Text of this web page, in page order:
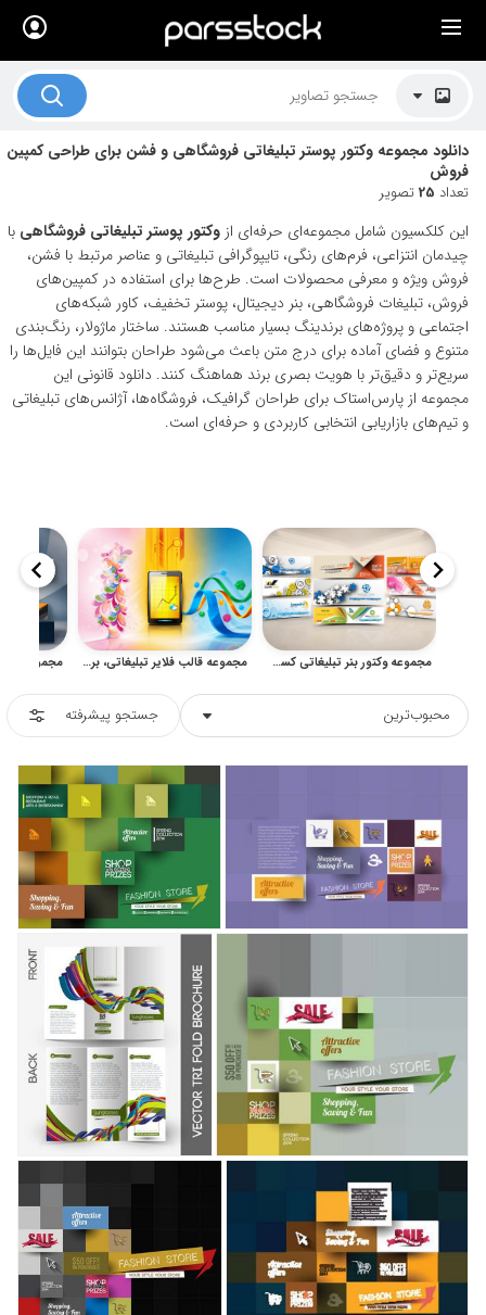
دانلود مجموعه وکتور پوستر تبلیغاتی فروشگاهی و فشن برای طراحی کمپین
فروش
تعداد 25تصویر
این کلکسیون شامل مجموعه‌ای حرفه‌ای از وکتور پوستر تبلیغاتی فروشگاهی با
چیدمان انتزاعی، فرم‌های رنگی، تایپوگرافی تبلیغاتی و عناصر مرتبط با فشن،
فروش ویژه و معرفی محصولات است. طرح‌ها برای استفاده در کمپین‌های
فروش، تبلیغات فروشگاهی، بنر دیجیتال، پوستر تخفیف، کاور شبکه‌های
اجتماعی و پروژه‌های برندینگ بسیار مناسب هستند. ساختار ماژولار، رنگ‌بندی
متنوع و فضای آماده برای درج متن باعث می‌شود طراحان بتوانند این فایل‌ها را
سریع‌تر و دقیق‌تر با هویت بصری برند هماهنگ کنند. دانلود قانونی این
مجموعه از پارس‌استاک برای طراحان گرافیک، فروشگاه‌ها، آژانس‌های تبلیغاتی
و تیم‌های بازاریابی انتخابی کاربردی و حرفه‌ای است.
مجموعه وکتور بنر تبلیغاتی کسب‌وکار، فروشگاهی و شرکتی مجموعه قالب فلایر تبلیغاتی، بروشور شرکتی و پوستر آماده
محبوب‌ترین جستجو پیشرفته
× لیست قیمت ها
موضوعات تصاویر
هنرمندان ایرانی
کسب درآمد از فروش تصاویر
021 28428845
تماس با ما
بلاگ پارس استاک